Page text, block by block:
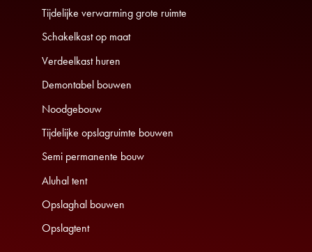
Tijdelijke verwarming grote ruimte
Schakelkast op maat
Verdeelkast huren
Demontabel bouwen
Noodgebouw
Tijdelijke opslagruimte bouwen
Semi permanente bouw
Aluhal tent
Opslaghal bouwen
Opslagtent